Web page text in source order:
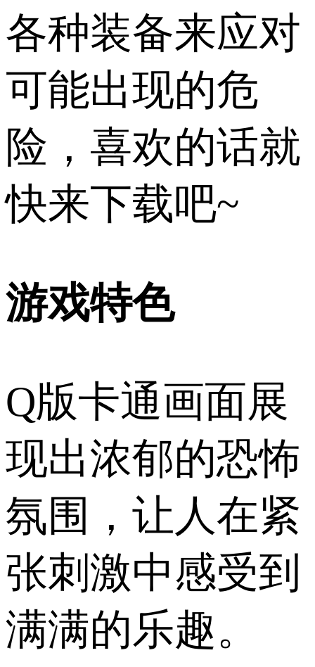
各种装备来应对
可能出现的危
险，喜欢的话就
快来下载吧~
游戏特色
Q版卡通画面展
现出浓郁的恐怖
氛围，让人在紧
张刺激中感受到
满满的乐趣。